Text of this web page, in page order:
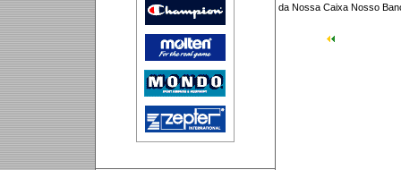
da Nossa Caixa Nosso